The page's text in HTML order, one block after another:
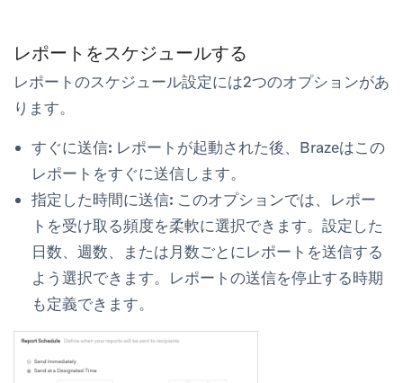
レポートをスケジュールする
レポートのスケジュール設定には2つのオプションがあ
ります。
すぐに送信: レポートが起動された後、Brazeはこの
レポートをすぐに送信します。
指定した時間に送信: このオプションでは、レポー
トを受け取る頻度を柔軟に選択できます。設定した
日数、週数、または月数ごとにレポートを送信する
よう選択できます。レポートの送信を停止する時期
も定義できます。